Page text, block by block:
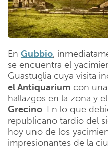
En Gubbio,
se encuentra el
Guastuglia cuya visita
el Antiquarium con
hallazgos en la zona y el
Grecino. En lo que
republicano tardío del
hoy uno de los
impresionantes de la